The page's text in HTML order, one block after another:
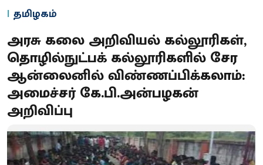
தமிழகம்
அரசு கலை அறிவியல் கல்லூரிகள்,
தொழில்நுட்பக் கல்லூரிகளில் சேர
ஆன்லைனில் விண்ணப்பிக்கலாம்:
அமைச்சர் கே.பி.அன்பழகன்
அறிவிப்பு